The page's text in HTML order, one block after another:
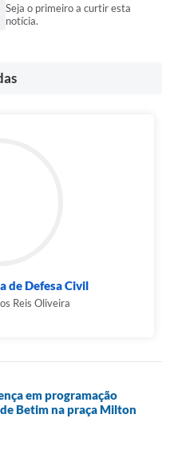
Seja o primeiro a curtir esta
notícia.
de Defesa Civil
Reis Oliveira
em programação
Betim na praça Milton